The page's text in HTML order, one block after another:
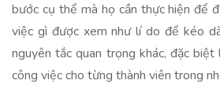
bước cụ thể mà họ cần thực hiện để
việc gì được xem như lí do để kéo
nguyên tắc quan trọng khác, đặc biệt
công việc cho từng thành viên trong